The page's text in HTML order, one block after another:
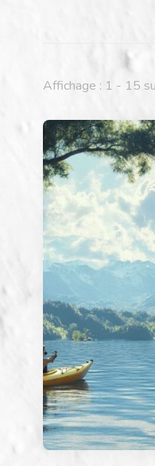
Affichage : 1 - 15